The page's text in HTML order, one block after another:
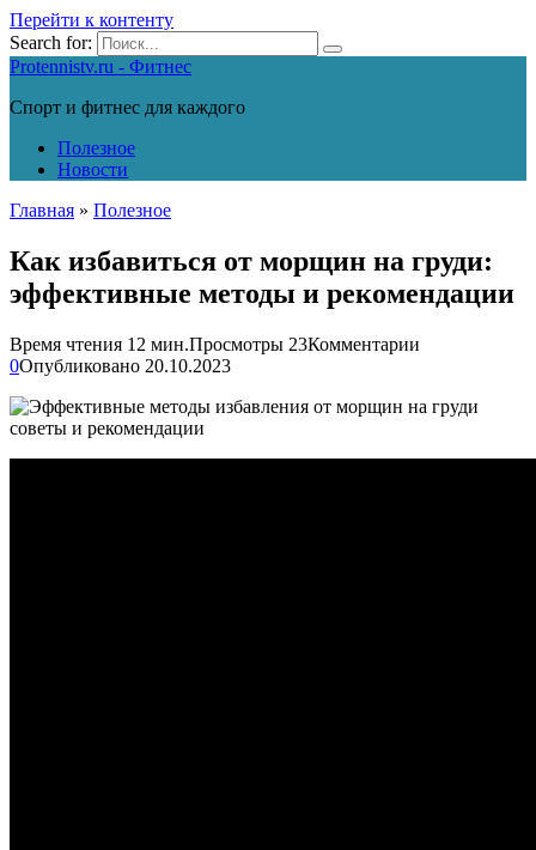
Перейти к контенту
Search for:
Protennistv.ru - Фитнес
Спорт и фитнес для каждого
Полезное
Новости
Главная » Полезное
Как избавиться от морщин на груди:
эффективные методы и рекомендации
Время чтения 12 мин.Просмотры 23Комментарии
0Опубликовано 20.10.2023